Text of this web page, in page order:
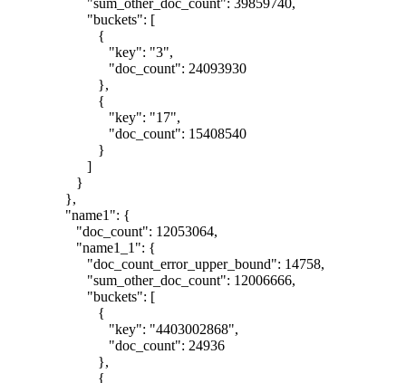
"buckets": [
{
"key": "3",
"doc_count": 24093930
},
{
"key": "17",
"doc_count": 15408540
}
]
}
},
"name1": {
"doc_count": 12053064,
"name1_1": {
"doc_count_error_upper_bound": 14758,
"sum_other_doc_count": 12006666,
"buckets": [
{
"key": "4403002868",
"doc_count": 24936
},
{